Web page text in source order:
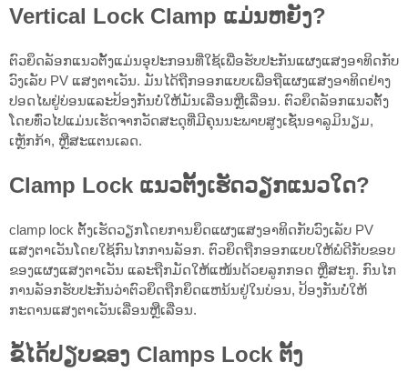
Vertical Lock Clamp ແມ່ນຫຍັງ?
ຕົວຍຶດລັອກແນວຕັ້ງແມ່ນອຸປະກອນທີ່ໃຊ້ເພື່ອຮັບປະກັນແຜງແສງອາທິດກັບ
ວົງເລັບ PV ແສງຕາເວັນ. ມັນໄດ້ຖືກອອກແບບເພື່ອຖືແຜງແສງອາທິດຢ່າງ
ປອດໄພຢູ່ບ່ອນແລະປ້ອງກັນບໍ່ໃຫ້ມັນເລື່ອນຫຼືເລື່ອນ. ຕົວຍຶດລັອກແນວຕັ້ງ
ໂດຍທົ່ວໄປແມ່ນເຮັດຈາກວັດສະດຸທີ່ມີຄຸນນະພາບສູງເຊັ່ນອາລູມິນຽມ,
ເຫຼັກກ້າ, ຫຼືສະແຕນເລດ.
Clamp Lock ແນວຕັ້ງເຮັດວຽກແນວໃດ?
clamp lock ຕັ້ງເຮັດວຽກໂດຍການຍຶດແຜງແສງອາທິດກັບວົງເລັບ PV
ແສງຕາເວັນໂດຍໃຊ້ກົນໄກການລັອກ. ຕົວຍຶດຖືກອອກແບບໃຫ້ພໍດີກັບຂອບ
ຂອງແຜງແສງຕາເວັນ ແລະຖືກມັດໃຫ້ແໜ້ນດ້ວຍລູກກອດ ຫຼືສະກູ. ກົນໄກ
ການລັອກຮັບປະກັນວ່າຕົວຍຶດຖືກຍຶດແຫນ້ນຢູ່ໃນບ່ອນ, ປ້ອງກັນບໍ່ໃຫ້
ກະດານແສງຕາເວັນເລື່ອນຫຼືເລື່ອນ.
ຂໍ້ໄດ້ປຽບຂອງ Clamps Lock ຕັ້ງ